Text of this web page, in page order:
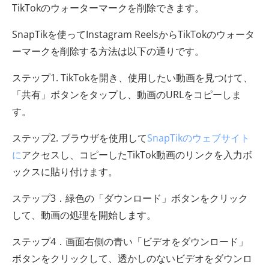
TikTokのウォーターマークを削除できます。
SnapTikを使ってInstagram ReelsからTikTokのウォータ
ーマークを削除する方法は以下の通りです。
ステップ1. TikTokを開き、使用したい動画を見つけて、
「共有」ボタンをタップし、動画のURLをコピーしま
す。
ステップ2. ブラウザを使用してSnapTikのウェブサイト
にアクセスし、コピーしたTikTok動画のリンクを入力ボ
ックスに貼り付けます。
ステップ3．緑色の「ダウンロード」ボタンをクリック
して、動画の処理を開始します。
ステップ4．画面右側の青い「ビデオをダウンロード」
ボタンをクリックして、透かしのないビデオをダウンロ